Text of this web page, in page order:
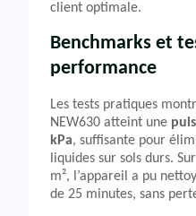
client optimale.
Benchmarks et
performance
Les tests pratiques
NEW630 atteint une
kPa, suffisante pour
liquides sur sols durs.
m², l’appareil a pu
de 25 minutes, sans